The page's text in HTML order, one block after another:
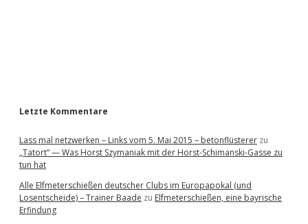
Letzte Kommentare
Lass mal netzwerken – Links vom 5. Mai 2015 – betonflüsterer zu
„Tatort“ — Was Horst Szymaniak mit der Horst-Schimanski-Gasse zu
tun hat
Alle Elfmeterschießen deutscher Clubs im Europapokal (und
Losentscheide) – Trainer Baade zu Elfmeterschießen, eine bayrische
Erfindung